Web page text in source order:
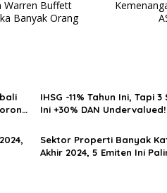
Warren Buffett
Banyak Orang
IHSG -11% Tahun Ini, Tapi 3
Ini +30% DAN
Sektor Properti Banyak
Akhir 2024, 5 Emiten Ini